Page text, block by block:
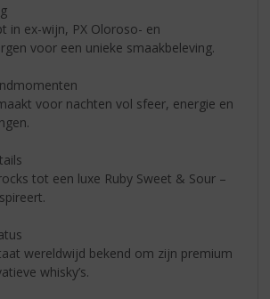
in ex-wijn, PX Oloroso- en
voor een unieke smaakbeleving.
voor nachten vol sfeer, energie en
tot een luxe Ruby Sweet & Sour –
wereldwijd bekend om zijn premium
whisky’s.